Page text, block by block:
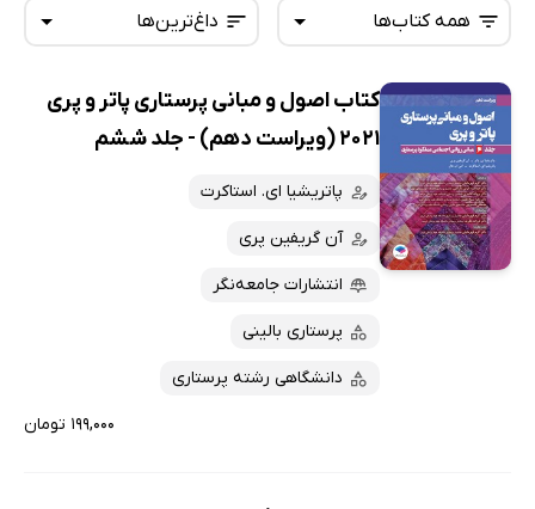
داغ‌ترین‌ها
تازه‌ها
داغ‌ترین‌ها
پرفروش‌ها
ارزان ترین‌ها
همه کتاب‌ها
همه کتاب‌ها
کتاب‌های صوتی
کتاب‌های متنی
کتاب اصول و مبانی پرستاری پاتر و پری
2021 (ویراست دهم) - جلد ششم
پاتریشیا ای. استاکرت
آن گریفین پری
انتشارات جامعه‌نگر
پرستاری بالینی
دانشگاهی رشته پرستاری
۱۹۹,۰۰۰ تومان